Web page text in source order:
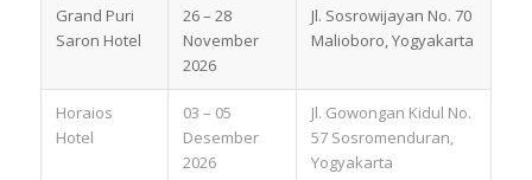
Grand Puri
Saron Hotel
26 – 28
November
2026
Jl. Sosrowijayan No. 70
Malioboro, Yogyakarta
Horaios
Hotel
03 – 05
Desember
2026
Jl. Gowongan Kidul No.
57 Sosromenduran,
Yogyakarta